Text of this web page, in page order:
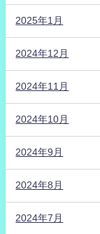
2025年1月
2024年12月
2024年11月
2024年10月
2024年9月
2024年8月
2024年7月